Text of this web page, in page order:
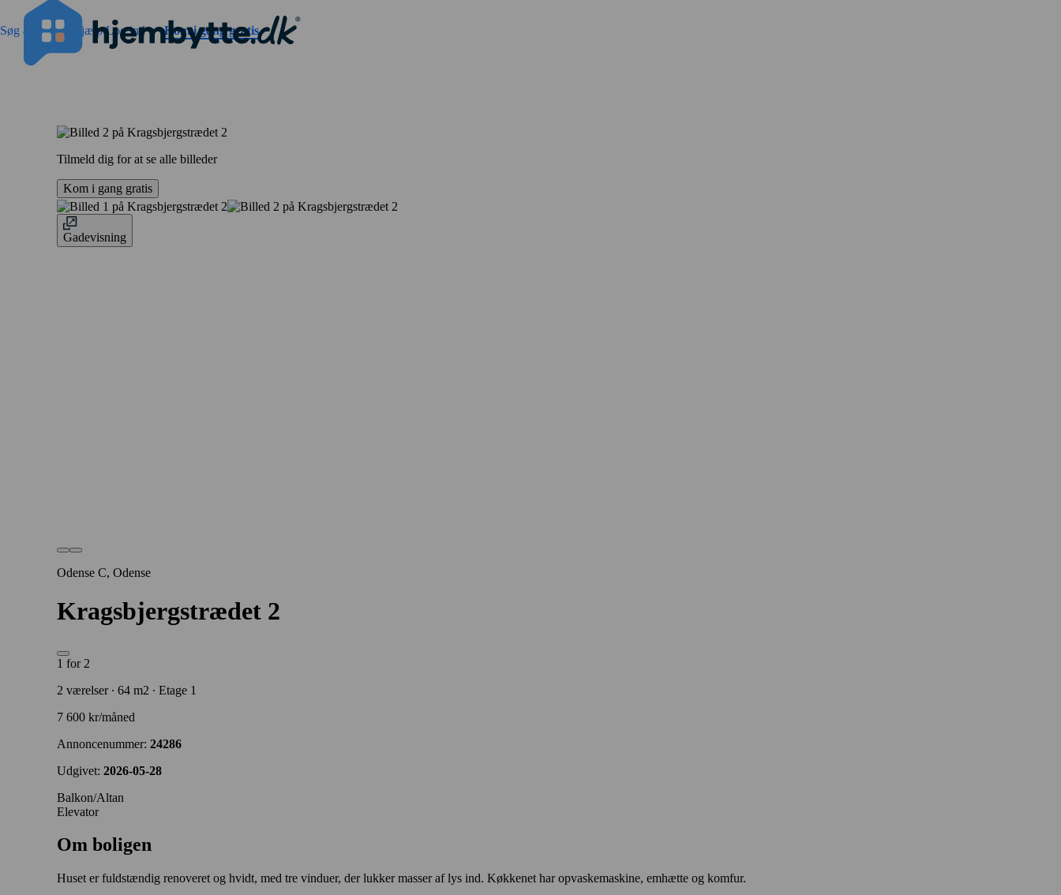
Gå til sidens indhold
Søg annoncer HjælpLog ind Kom i gang gratis
Tilmeld dig for at se alle billeder
Kom i gang gratis
Gadevisning
Odense C, Odense
Kragsbjergstrædet 2
1 for 2
2 værelser ∙ 64 m2 ∙ Etage 1
7 600 kr/måned
Annoncenummer: 24286
Udgivet: 2026-05-28
Balkon/Altan
Elevator
Om boligen
Huset er fuldstændig renoveret og hvidt, med tre vinduer, der lukker masser af lys ind. Køkkenet har opvaskemaskine, emhætte og komfur.